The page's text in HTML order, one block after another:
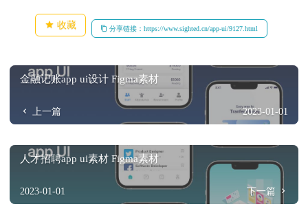
收藏 分享链接：https://www.sighted.cn/app-ui/9127.html
金融记账app ui设计 Figma素材
上一篇 2023-01-01
人才招聘app ui素材 Figma素材
2023-01-01 下一篇